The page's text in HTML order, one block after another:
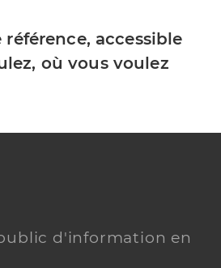
référence, accessible
où vous voulez
d'information en